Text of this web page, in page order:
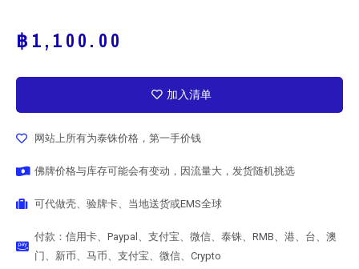
฿ 1,100.00
加入清单
网站上所有为泰铢价格，第一手价钱
佛牌价格与库存可能会有变动，因流量大，发货随机挑选
可代做壳、验牌卡、当地送货或EMS全球
付款：信用卡、Paypal、支付宝、微信、泰铢、RMB、港、台、澳
门、新币、马币、支付宝、微信、Crypto